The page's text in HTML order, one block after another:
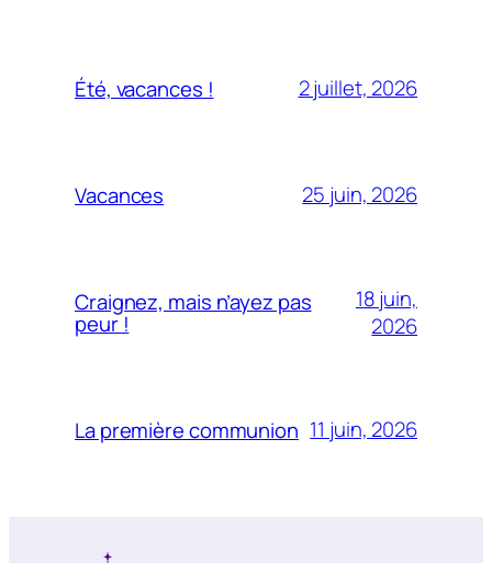
Été, vacances ! 2 juillet, 2026
Vacances 25 juin, 2026
Craignez, mais n’ayez pas
peur !
18 juin,
2026
La première communion 11 juin, 2026